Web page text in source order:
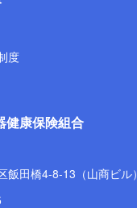
度
健康保険組合
飯田橋4-8-13（山商ビル）